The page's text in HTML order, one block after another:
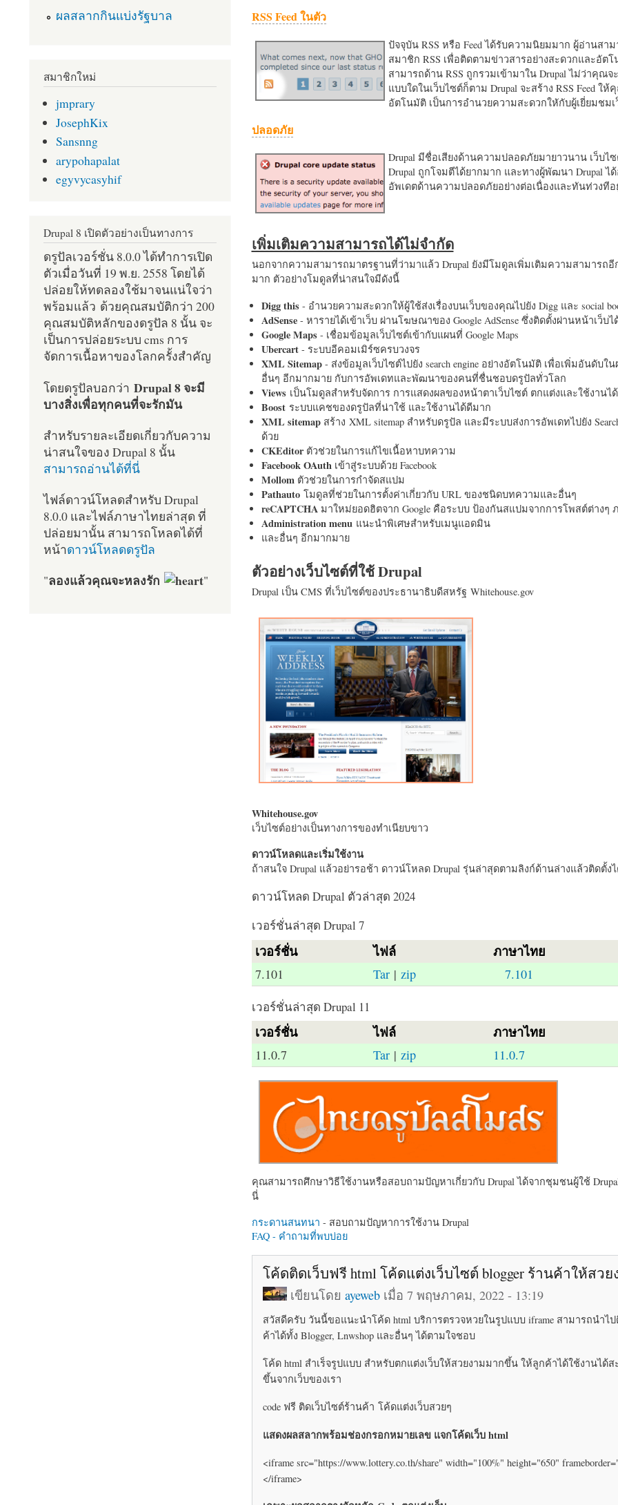
RSS Feed ในตัว
ปัจจุบัน RSS หรือ Feed ได้รับความนิยมมาก ผู้อ่านสา
สมาชิก RSS เพื่อติดตามข่าวสารอย่างสะดวกและอัต
สามารถด้าน RSS ถูกรวมเข้ามาใน Drupal ไม่ว่าคุณจ
แบบใดในเว็บไซต์ก็ตาม Drupal จะสร้าง RSS Feed ให้
อัตโนมัติ เป็นการอำนวยความสะดวกใหักับผู้เยี่ยมชม
ปลอดภัย
Drupal มีชื่อเสียงด้านความปลอดภัยมายาวนาน เว็บไ
Drupal ถูกโจมตีได้ยากมาก และทางผู้พัฒนา Drupal ไ
อัพเดตด้านความปลอดภัยอย่างต่อเนื่องและทันท่วงทีอ
เพิ่มเติมความสามารถได้ไม่จำกัด
นอกจากความสามารถมาตรฐานที่ว่ามาแล้ว Drupal ยังมีโมดูลเพิ่มเติมความสามารถอี
มาก ตัวอย่างโมดูลที่น่าสนใจมีดังนี้
Digg this- อำนวยความสะดวกให้ผู้ใช้ส่งเรื่องบนเว็บของคุณไปยัง Digg และ social
AdSense- หารายได้เข้าเว็บ ผ่านโฆษณาของ Google AdSense ซึ่งติดตั้งผ่านหน้าเว็บไ
Google Maps- เชื่อมข้อมูลเว็บไซต์เข้ากับแผนที่ Google Maps
Ubercart- ระบบอีคอมเมิร์ซครบวงจร
XML Sitemap- ส่งข้อมูลเว็บไซต์ไปยัง search engine อย่างอัตโนมัติ เพื่อเพิ่มอันดับใ
อื่นๆ อีกมากมาย กับการอัพเดทและพัฒนาของคนที่ชื่นชอบดรูปัลทั่วโลก
Views เป็นโมดูลสำหรับจัดการ การแสดงผลของหน้าตาเว็บไซต์ ตกแต่งและใช้งานไ
Boost ระบบแคชของดรูปัลที่น่าใช้ และใช้งานได้ดีมาก
XML sitemapสร้าง XML sitemap สำหรับดรูปัล และมีระบบส่งการอัพเดทไปยัง
ด้วย
CKEditorตัวช่วยในการแก้ไขเนื้อหาบทความ
Facebook OAuth เข้าสู่ระบบด้วย Facebook
Mollom ตัวช่วยในการกำจัดสแปม
Pathautoโมดูลที่ช่วยในการตั้งค่าเกี่ยวกับ URL ของชนิดบทความและอื่นๆ
reCAPTCHA มาใหม่ยอดฮิตจาก Google คือระบบ ป้องกันสแปมจากการโพสต์ต่างๆ
Administration menu แนะนำพิเศษสำหรับเมนูแอดมิน
และอื่นๆ อีกมากมาย
ตัวอย่างเว็บไซต์ที่ใช้ Drupal
Drupal เป็น CMS ที่เว็บไซต์ของประธานาธิบดีสหรัฐ Whitehouse.gov
Whitehouse.gov
เว็บไซต์อย่างเป็นทางการของทำเนียบขาว
ดาวน์โหลดและเริ่มใช้งาน
ถ้าสนใจ Drupal แล้วอย่ารอช้า ดาวน์โหลด Drupal รุ่นล่าสุดตามลิงก์ด้านล่างแล้วติดตั้ง
ดาวน์โหลด Drupal ตัวล่าสุด 2024
เวอร์ชั่นล่าสุด Drupal 7
เวอร์ชั่น ไฟล์ ภาษาไทย
7.101 Tar| zip 7.101
เวอร์ชั่นล่าสุด Drupal 11
เวอร์ชั่น ไฟล์ ภาษาไทย
11.0.7 Tar| zip 11.0.7
คุณสามารถศึกษาวิธีใช้งานหรือสอบถามปัญหาเกี่ยวกับ Drupal ได้จากชุมชนผู้ใช้
นี่
กระดานสนทนา - สอบถามปัญหาการใช้งาน Drupal
FAQ - คำถามที่พบบ่อย
โค้ดติดเว็บฟรี html โค้ดแต่งเว็บไซต์ blogger ร้านค้าให้สวย
เขียนโดย ayewebเมื่อ 7 พฤษภาคม, 2022 - 13:19
สวัสดีครับ วันนี้ขอแนะนำโค้ด html บริการตรวจหวยในรูปแบบ iframe สามารถนำไป
ค้าได้ทั้ง Blogger, Lnwshop และอื่นๆ ได้ตามใจชอบ
โค้ด html สำเร็จรูปแบบ สำหรับตกแต่งเว็บให้สวยงามมากขึ้น ให้ลูกค้าได้ใช้งานได้
ขึ้นจากเว็บของเรา
code ฟรี ติดเว็บไซต์ร้านค้า โค้ดแต่งเว็บสวยๆ
แสดงผลสลากพร้อมช่องกรอกหมายเลข แจกโค้ดเว็บ html
<iframe src="https://www.lottery.co.th/share" width="100%" height="650"
</iframe>
ผลสลากกินแบ่งรัฐบาล
สมาชิกใหม่
jmprary
JosephKix
Sansnng
arypohapalat
egyvycasyhif
Drupal 8 เปิดตัวอย่างเป็นทางการ
ดรูปัลเวอร์ชั่น 8.0.0 ได้ทำการเปิด
ตัวเมื่อวันที่ 19 พ.ย. 2558 โดยได้
ปล่อยให้ทดลองใช้มาจนแน่ใจว่า
พร้อมแล้ว ด้วยคุณสมบัติกว่า 200
คุณสมบัติหลักของดรูปัล 8 นั้น จะ
เป็นการปล่อยระบบ cms การ
จัดการเนื้อหาของโลกครั้งสำคัญ
โดยดรูปัลบอกว่า Drupal 8 จะมี
บางสิ่งเพื่อทุกคนที่จะรักมัน
สำหรับรายละเอียดเกี่ยวกับความ
น่าสนใจของ Drupal 8 นั้น
สามารถอ่านได้ที่นี่
ไฟล์ดาวน์โหลดสำหรับ Drupal
8.0.0 และไฟล์ภาษาไทยล่าสุด ที่
ปล่อยมานั้น สามารถโหลดได้ที่
หน้าดาวน์โหลดดรูปัล
"ลองแล้วคุณจะหลงรัก "